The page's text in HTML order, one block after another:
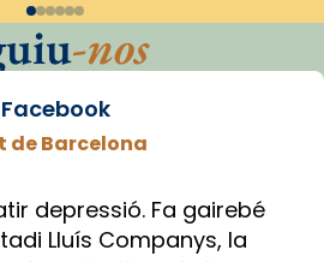
-nos
Facebook
de Barcelona
depressió. Fa gairebé
Lluís Companys, la